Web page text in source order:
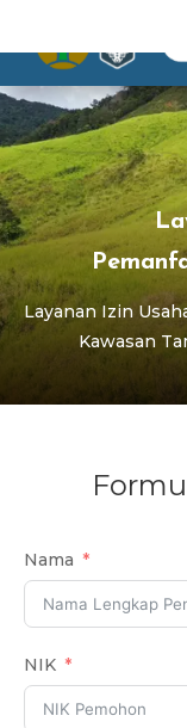
Layanan Izin
Kawasan
Nama
NIK